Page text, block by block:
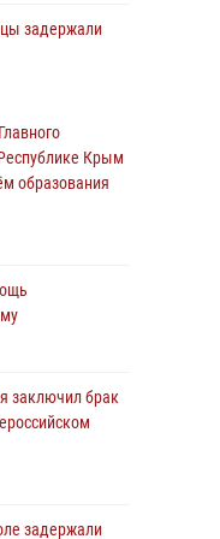
задержали
в
охраняемом
Крым
образования
заключил брак
задержали